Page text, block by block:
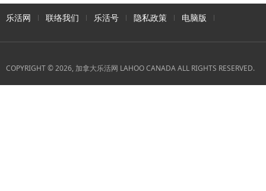
乐活网 联络我们 乐活号 隐私政策 电脑版
COPYRIGHT © 2026, 加拿大乐活网 LAHOO CANADA ALL RIGHTS RESERVED.